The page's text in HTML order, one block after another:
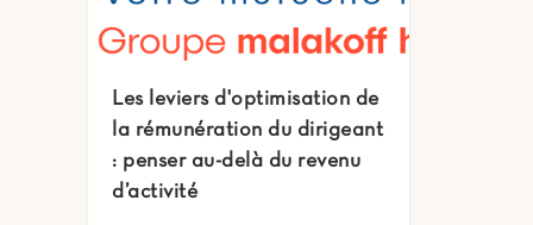
Les leviers d'optimisation de
la rémunération du dirigeant
: penser au-delà du revenu
d’activité